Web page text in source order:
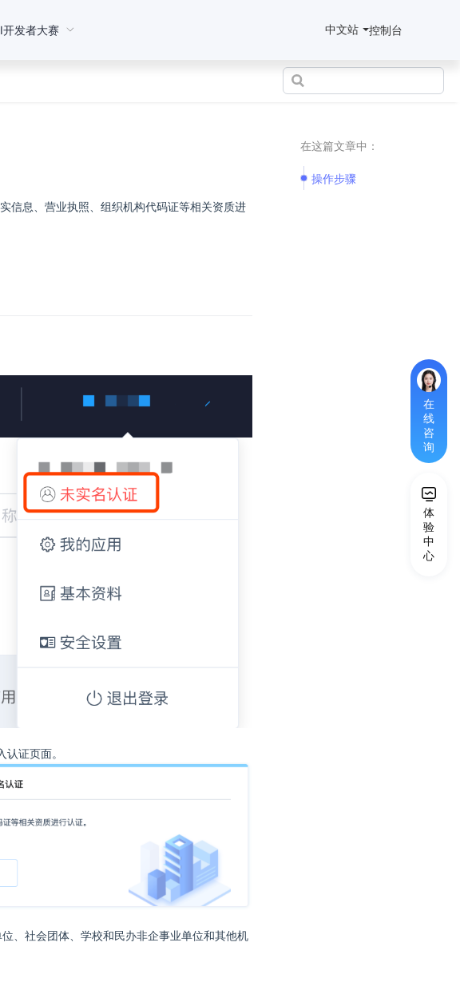
开发者大赛 中文站 控制台
信息、营业执照、组织机构代码证等相关资质进
证页面。
、社会团体、学校和民办非企事业单位和其他机
在这篇文章中：
操作步骤
在
线
咨
询
体
验
中
心
*
您